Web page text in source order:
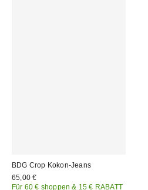
BDG Crop Kokon-Jeans
65,00 €
Für 60 € shoppen & 15 € RABATT